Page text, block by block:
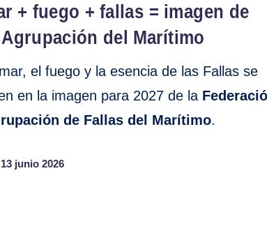
+ fuego + fallas = imagen de
del Marítimo
el fuego y la esencia de las Fallas se
en la imagen para 2027 de la
de Fallas del Marítimo.
13 junio 2026